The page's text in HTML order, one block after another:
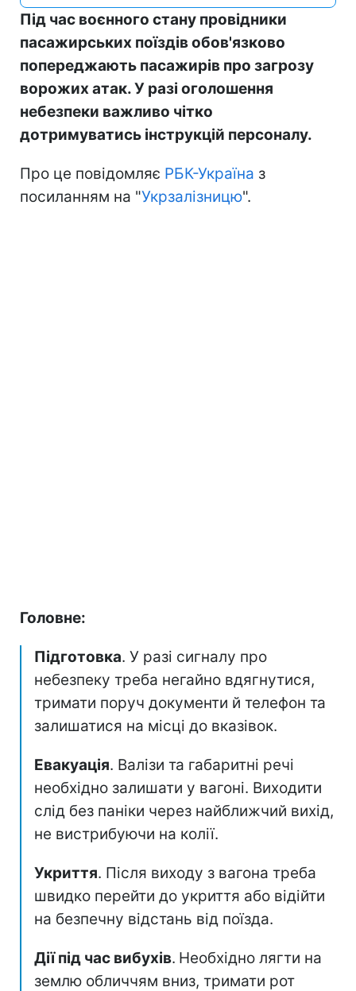
Під час воєнного стану провідники
пасажирських поїздів обов'язково
попереджають пасажирів про загрозу
ворожих атак. У разі оголошення
небезпеки важливо чітко
дотримуватись інструкцій персоналу.
Про це повідомляє РБК-Україна з
посиланням на "Укрзалізницю".
Головне:
Підготовка. У разі сигналу про
небезпеку треба негайно вдягнутися,
тримати поруч документи й телефон та
залишатися на місці до вказівок.
Евакуація. Валізи та габаритні речі
необхідно залишати у вагоні. Виходити
слід без паніки через найближчий вихід,
не вистрибуючи на колії.
Укриття. Після виходу з вагона треба
швидко перейти до укриття або відійти
на безпечну відстань від поїзда.
Дії під час вибухів. Необхідно лягти на
землю обличчям вниз, тримати рот